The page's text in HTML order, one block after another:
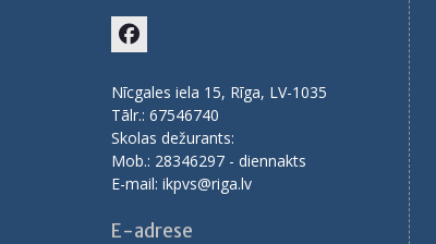
Nīcgales iela 15, Rīga, LV-1035
Tālr.: 67546740
Skolas dežurants:
Mob.: 28346297 - diennakts
E-mail: ikpvs@riga.lv
E-adrese